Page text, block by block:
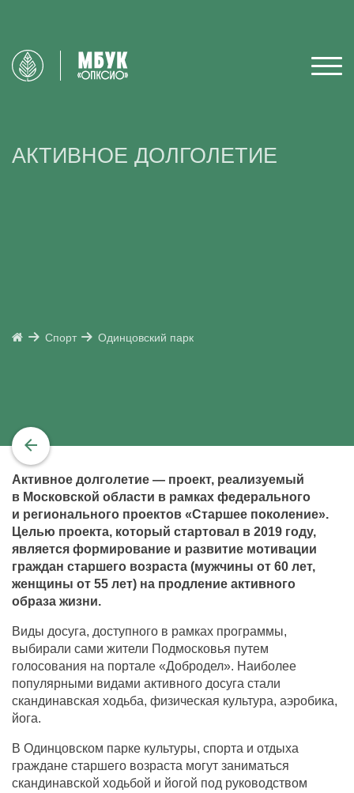
АКТИВНОЕ ДОЛГОЛЕТИЕ
Спорт Одинцовский парк
Активное долголетие — проект, реализуемый
в Московской области в рамках федерального
и регионального проектов «Старшее поколение».
Целью проекта, который стартовал в 2019 году,
является формирование и развитие мотивации
граждан старшего возраста (мужчины от 60 лет,
женщины от 55 лет) на продление активного
образа жизни.
Виды досуга, доступного в рамках программы,
выбирали сами жители Подмосковья путем
голосования на портале «Добродел». Наиболее
популярными видами активного досуга стали
скандинавская ходьба, физическая культура, аэробика,
йога.
В Одинцовском парке культуры, спорта и отдыха
граждане старшего возраста могут заниматься
скандинавской ходьбой и йогой под руководством